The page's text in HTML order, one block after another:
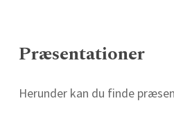
Præsentationer
Herunder kan du finde